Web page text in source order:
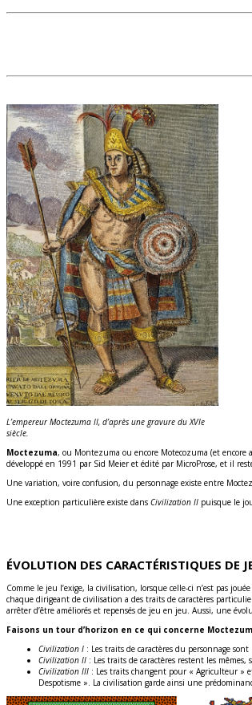
L’empereur Moctezuma II, d’après une gravure du XVIe
siècle.
Moctezuma, ou Montezuma ou encore Motecozuma (et
développé en 1991 par Sid Meier et édité par MicroProse, et il
Une variation, voire confusion, du personnage existe entre
Une exception particulière existe dans Civilization II puisque le
ÉVOLUTION DES CARACTÉRISTIQUES DE
Comme le jeu l’exige, la civilisation, lorsque celle-ci n’est pas
chaque dirigeant de civilisation a des traits de caractères
arrêter d’être améliorés et repensés de jeu en jeu. Aussi, une
Faisons un tour d’horizon en ce qui concerne
Civilization I : Les traits de caractères du personnage
Civilization II : Les traits de caractères restent les
Civilization III : Les traits changent pour « Agriculteur »
Despotisme ». La civilisation garde ainsi une